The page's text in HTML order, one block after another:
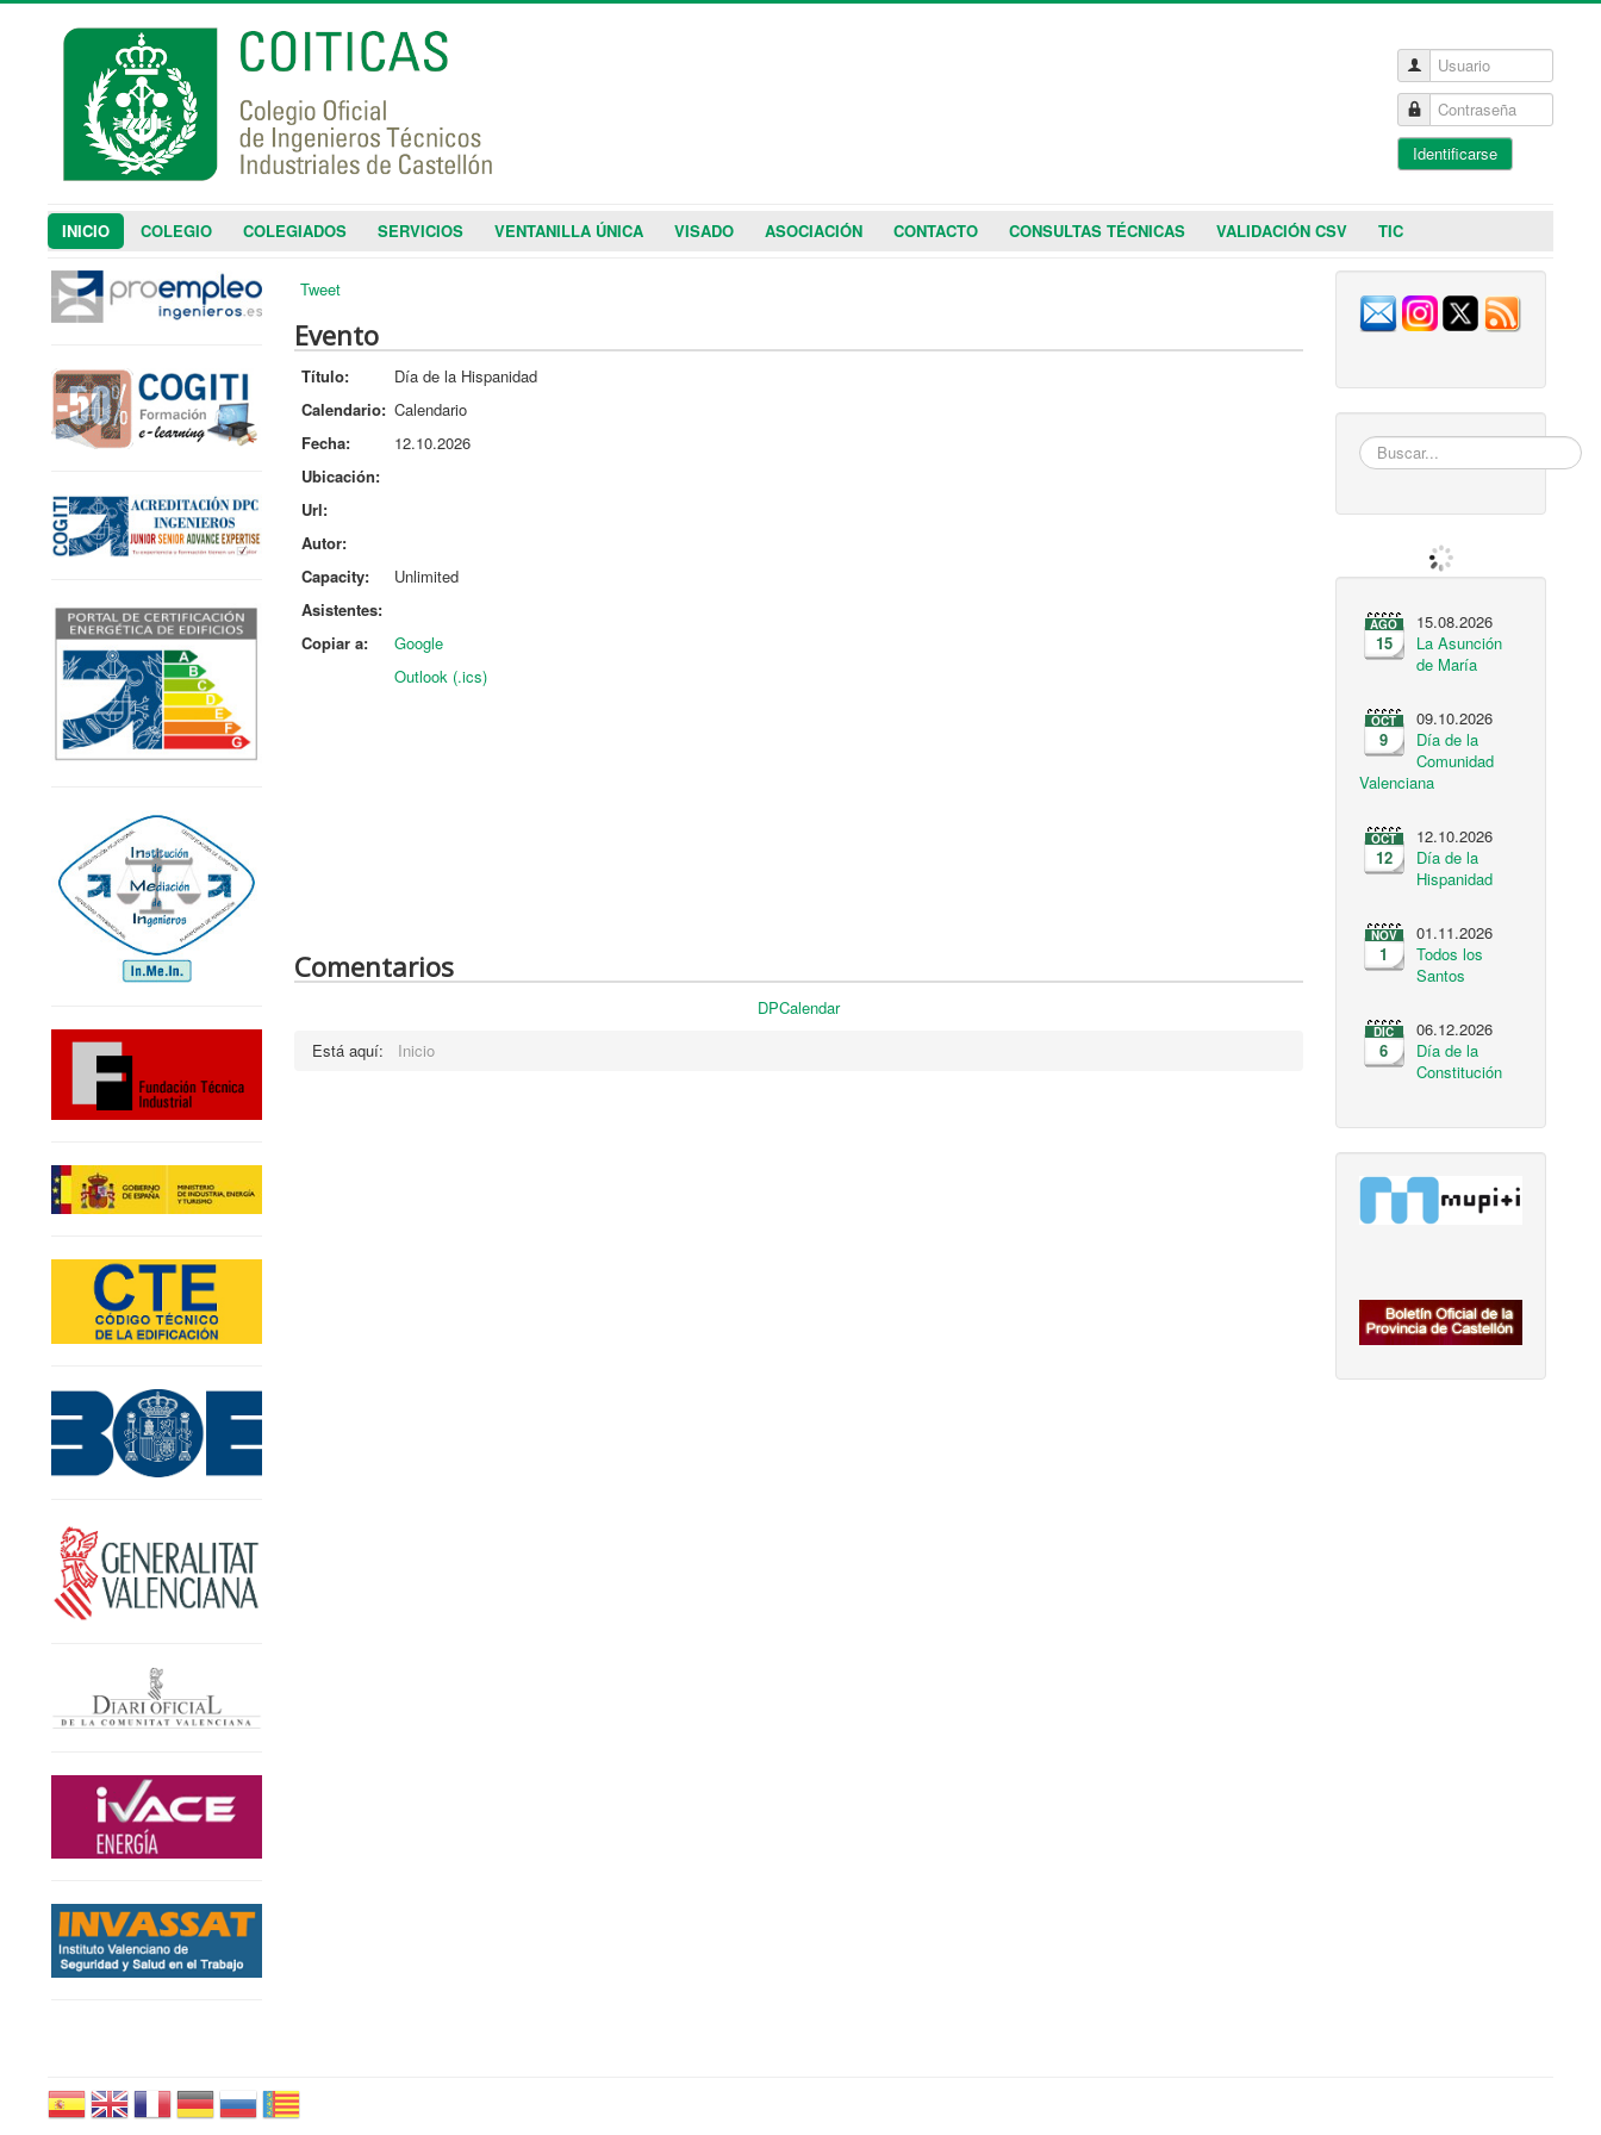
Usuario
Contraseña
Identificarse
INICIO COLEGIO COLEGIADOS SERVICIOS VENTANILLA ÚNICA VISADO ASOCIACIÓN CONTACTO CONSULTAS TÉCNICAS VALIDACIÓN CSV TIC
Tweet
Evento
Título:
Día de la Hispanidad
Calendario: Calendario
Fecha:
12.10.2026
Ubicación:
Url:
Autor:
Capacity:
Unlimited
Asistentes:
Copiar a:
Google
Outlook (.ics)
Comentarios
DPCalendar
Está aquí:
Inicio
Buscar...
AGO
15
15.08.2026
La Asunción
de María
OCT
9
09.10.2026
Día de la
Comunidad
Valenciana
OCT
12
12.10.2026
Día de la
Hispanidad
NOV
1
01.11.2026
Todos los
Santos
DIC
6
06.12.2026
Día de la
Constitución